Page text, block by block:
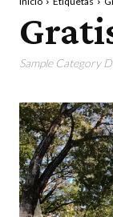
Sample Category